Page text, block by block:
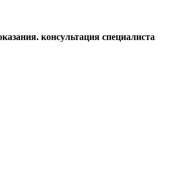
консультация специалиста